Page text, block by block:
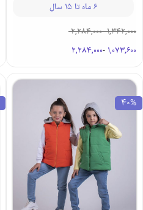
6 ماه تا 15 سال
1,342,000
-
2,284,000
1,073,600
-
2,284,000
40%